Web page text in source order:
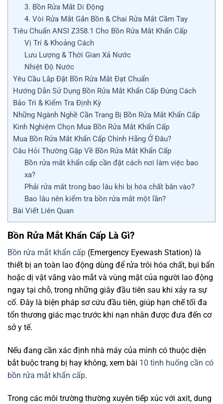
3. Bồn Rửa Mắt Di Động
4. Vòi Rửa Mắt Gắn Bồn & Chai Rửa Mắt Cầm Tay
Tiêu Chuẩn ANSI Z358.1 Cho Bồn Rửa Mắt Khẩn Cấp
Vị Trí & Khoảng Cách
Lưu Lượng & Thời Gian Xả Nước
Nhiệt Độ Nước
Yêu Cầu Lắp Đặt Bồn Rửa Mắt Đạt Chuẩn
Hướng Dẫn Sử Dụng Bồn Rửa Mắt Khẩn Cấp Đúng Cách
Bảo Trì & Kiểm Tra Định Kỳ
Những Ngành Nghề Cần Trang Bị Bồn Rửa Mắt Khẩn Cấp
Kinh Nghiệm Chọn Mua Bồn Rửa Mắt Khẩn Cấp
Mua Bồn Rửa Mắt Khẩn Cấp Chính Hãng Ở Đâu?
Câu Hỏi Thường Gặp Về Bồn Rửa Mắt Khẩn Cấp
Bồn rửa mắt khẩn cấp cần đặt cách nơi làm việc bao
xa?
Phải rửa mắt trong bao lâu khi bị hóa chất bắn vào?
Bao lâu nên kiểm tra bồn rửa mắt một lần?
Bài Viết Liên Quan
Bồn Rửa Mắt Khẩn Cấp Là Gì?
Bồn rửa mắt khẩn cấp (Emergency Eyewash Station) là
thiết bị an toàn lao động dùng để rửa trôi hóa chất, bụi bẩn
hoặc dị vật văng vào mắt và vùng mặt của người lao động
ngay tại chỗ, trong những giây đầu tiên sau khi xảy ra sự
cố. Đây là biện pháp sơ cứu đầu tiên, giúp hạn chế tối đa
tổn thương giác mạc trước khi nạn nhân được đưa đến cơ
sở y tế.
Nếu đang cần xác định nhà máy của mình có thuộc diện
bắt buộc trang bị hay không, xem bài 10 tình huống cần có
bồn rửa mắt khẩn cấp.
Trong các môi trường thường xuyên tiếp xúc với axit, dung